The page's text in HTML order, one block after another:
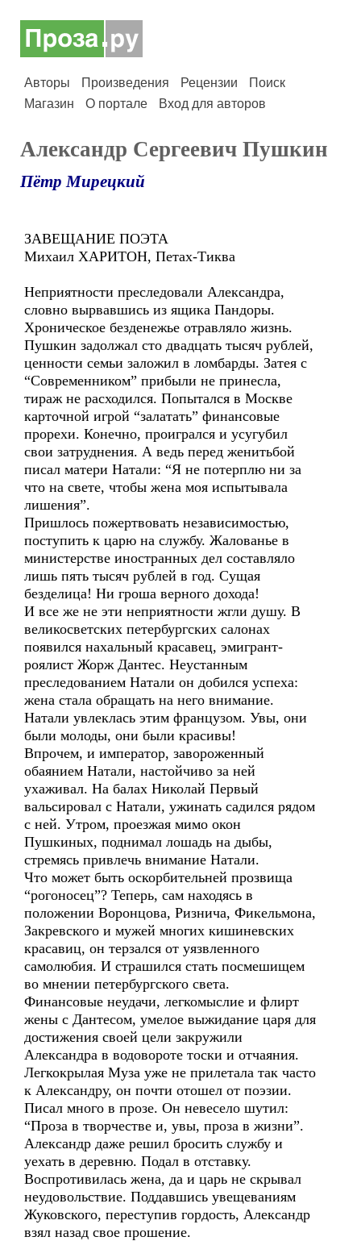
Авторы Произведения Рецензии
Поиск
Магазин
О портале Вход для авторов
Александр Сергеевич Пушкин
Пётр Мирецкий
ЗАВЕЩАНИЕ ПОЭТА
Михаил ХАРИТОН, Петах-Тиква
Неприятности преследовали Александра,
словно вырвавшись из ящика Пандоры.
Хроническое безденежье отравляло жизнь.
Пушкин задолжал сто двадцать тысяч рублей,
ценности семьи заложил в ломбарды. Затея с
“Современником” прибыли не принесла,
тираж не расходился. Попытался в Москве
карточной игрой “залатать” финансовые
прорехи. Конечно, проигрался и усугубил
свои затруднения. А ведь перед женитьбой
писал матери Натали: “Я не потерплю ни за
что на свете, чтобы жена моя испытывала
лишения”.
Пришлось пожертвовать независимостью,
поступить к царю на службу. Жалованье в
министерстве иностранных дел составляло
лишь пять тысяч рублей в год. Сущая
безделица! Ни гроша верного дохода!
И все же не эти неприятности жгли душу. В
великосветских петербургских салонах
появился нахальный красавец, эмигрант-
роялист Жорж Дантес. Неустанным
преследованием Натали он добился успеха:
жена стала обращать на него внимание.
Натали увлеклась этим французом. Увы, они
были молоды, они были красивы!
Впрочем, и император, завороженный
обаянием Натали, настойчиво за ней
ухаживал. На балах Николай Первый
вальсировал с Натали, ужинать садился рядом
с ней. Утром, проезжая мимо окон
Пушкиных, поднимал лошадь на дыбы,
стремясь привлечь внимание Натали.
Что может быть оскорбительней прозвища
“рогоносец”? Теперь, сам находясь в
положении Воронцова, Ризнича, Фикельмона,
Закревского и мужей многих кишиневских
красавиц, он терзался от уязвленного
самолюбия. И страшился стать посмешищем
во мнении петербургского света.
Финансовые неудачи, легкомыслие и флирт
жены с Дантесом, умелое выжидание царя для
достижения своей цели закружили
Александра в водовороте тоски и отчаяния.
Легкокрылая Муза уже не прилетала так часто
к Александру, он почти отошел от поэзии.
Писал много в прозе. Он невесело шутил:
“Проза в творчестве и, увы, проза в жизни”.
Александр даже решил бросить службу и
уехать в деревню. Подал в отставку.
Воспротивилась жена, да и царь не скрывал
неудовольствие. Поддавшись увещеваниям
Жуковского, переступив гордость, Александр
взял назад свое прошение.